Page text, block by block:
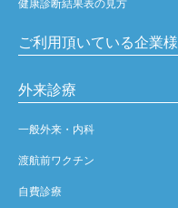
健康診断結果表の見方
ご利用頂いている企業様
外来診療
一般外来・内科
渡航前ワクチン
自費診療